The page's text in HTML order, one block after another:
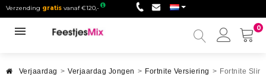
Verzending gratis vanaf €120,-
0
Mijn
Verjaardag > Verjaardag Jongen > Fortnite Versiering > Fortnite